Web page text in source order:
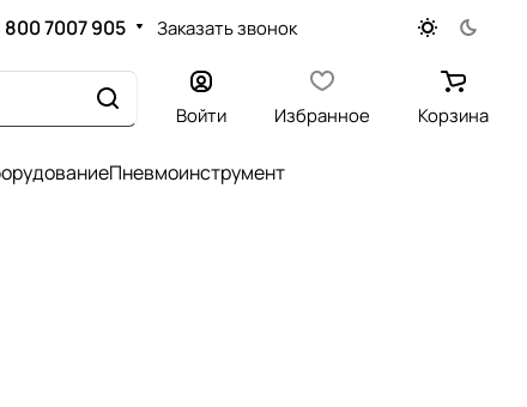
800 7007 905 Заказать звонок
Войти Избранное Корзина
Пневмоинструмент